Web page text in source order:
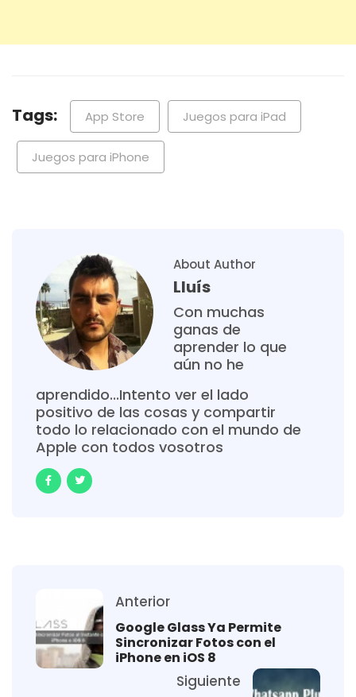
Tags: App Store Juegos para iPad
Juegos para iPhone
About Author
Lluís
Con muchas
ganas de
aprender lo que
aún no he
aprendido...Intento ver el lado
positivo de las cosas y compartir
todo lo relacionado con el mundo de
Apple con todos vosotros
Anterior
Google Glass Ya Permite
Sincronizar Fotos con el
iPhone en iOS 8
Siguiente